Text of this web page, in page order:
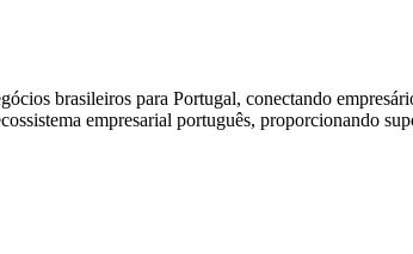
brasileiros para Portugal, conectando
empresarial português, proporcionando